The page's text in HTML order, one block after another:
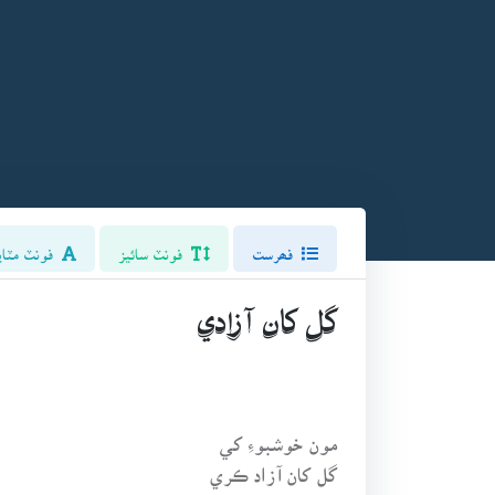
فونٽ سائيز فونٽ
گل کان آزادي
مون خوشبوءِ کي
گل کان آزاد ڪري